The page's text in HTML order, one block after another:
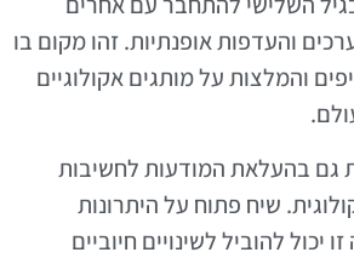
והעדפות אופנתיות. זהו מקום בו
והמלצות על מותגים אקולוגיים
גם בהעלאת המודעות לחשיבות
שיח פתוח על היתרונות
יכול להוביל לשינויים חיוביים